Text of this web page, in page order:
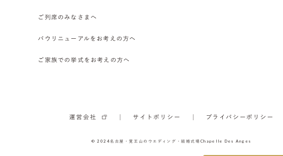
ご列席のみなさまへ
バウリニューアルをお考えの方へ
ご家族での挙式をお考えの方へ
運営会社 サイトポリシー プライバシーポリシー
© 2024名古屋・覚王山のウエディング・結婚式場 Chapelle Des Anges